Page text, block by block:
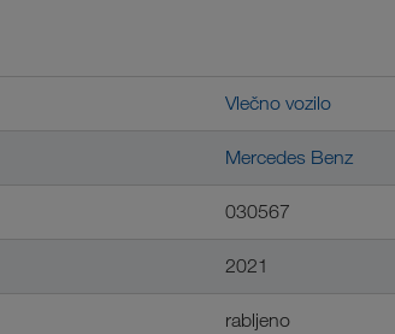
Vlečno vozilo
Mercedes Benz
030567
2021
rabljeno